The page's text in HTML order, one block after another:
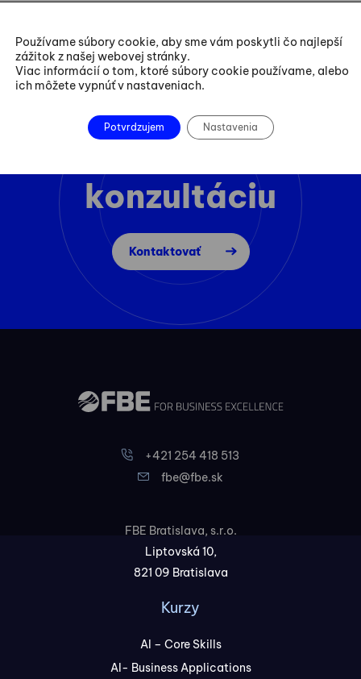
konzultáciu
Kontaktovať
+421 254 418 513
fbe@fbe.sk
FBE Bratislava, s.r.o.
Liptovská 10,
821 09 Bratislava
Kurzy
AI – Core Skills
AI- Business Applications
Používame súbory cookie, aby sme vám poskytli čo najlepší
zážitok z našej webovej stránky.
Viac informácií o tom, ktoré súbory cookie používame, alebo
ich môžete vypnúť v nastaveniach.
Potvrdzujem Nastavenia